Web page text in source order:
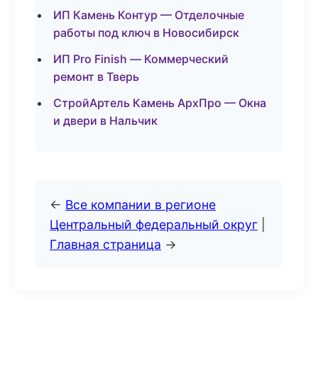
ИП Камень Контур — Отделочные
работы под ключ в Новосибирск
ИП Pro Finish — Коммерческий
ремонт в Тверь
СтройАртель Камень АрхПро — Окна
и двери в Нальчик
← Все компании в регионе
Центральный федеральный округ
Главная страница →